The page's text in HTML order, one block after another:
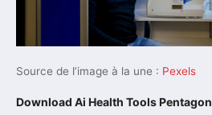
Source de l’image à la une : Pexels
Download Ai Health Tools Pentagon